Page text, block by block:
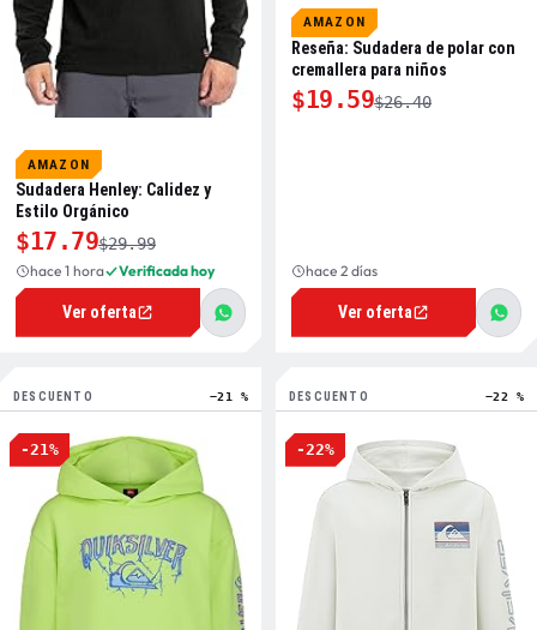
AMAZON
Sudadera Henley: Calidez y
Estilo Orgánico
$17.79$29.99
hace 1 hora Verificada hoy
Ver oferta
AMAZON
Reseña: Sudadera de polar con
cremallera para niños
$19.59$26.40
hace 2 días
Ver oferta
DESCUENTO −21 %
-21%
DESCUENTO −22 %
-22%